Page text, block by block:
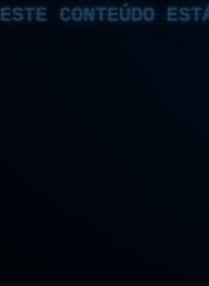
ESTE CONTEÚDO